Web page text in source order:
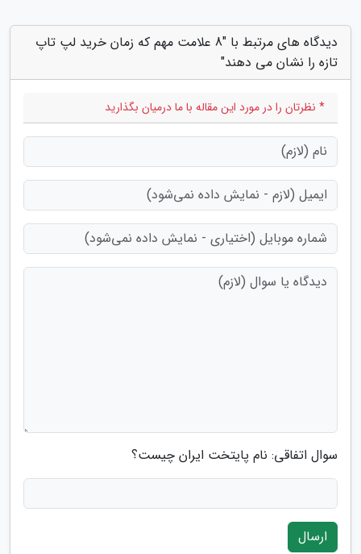
دیدگاه های مرتبط با "8 علامت مهم که زمان خرید لپ تاپ
تازه را نشان می دهند"
* نظرتان را در مورد این مقاله با ما درمیان بگذارید
سوال اتفاقی: نام پایتخت ایران چیست؟
ارسال